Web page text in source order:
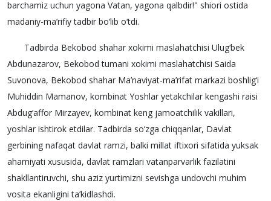
barchamiz uchun yagona Vatan, yagona qalbdir!" shiori ostida
madaniy-ma’rifiy tadbir bo‘lib o‘tdi.
Tadbirda Bekobod shahar xokimi maslahatchisi Ulug‘bek
Abdunazarov, Bekobod tumani xokimi maslahatchisi Saida
Suvonova, Bekobod shahar Ma’naviyat-ma’rifat markazi boshlig‘i
Muhiddin Mamanov, kombinat Yoshlar yetakchilar kengashi raisi
Abdug‘affor Mirzayev, kombinat keng jamoatchilik vakillari,
yoshlar ishtirok etdilar. Tadbirda so‘zga chiqqanlar, Davlat
gerbining nafaqat davlat ramzi, balki millat iftixori sifatida yuksak
ahamiyati xususida, davlat ramzlari vatanparvarlik fazilatini
shakllantiruvchi, shu aziz yurtimizni sevishga undovchi muhim
vosita ekanligini ta’kidlashdi.